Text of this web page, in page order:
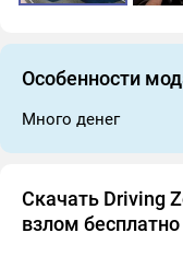
Особенности
Много денег
Скачать Driving
взлом бесплатно